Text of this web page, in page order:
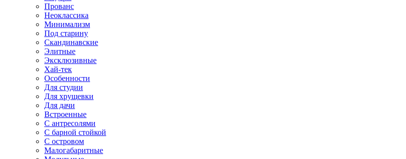
Прованс
Неоклассика
Минимализм
Под старину
Скандинавские
Элитные
Эксклюзивные
Хай-тек
Особенности
Для студии
Для хрущевки
Для дачи
Встроенные
С антресолями
С барной стойкой
С островом
Малогабаритные